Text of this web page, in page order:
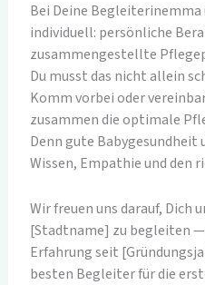
Bei Deine
individuell: persönliche
zusammengestellte
Du musst das nicht allein
Komm vorbei oder
zusammen die optimale
Denn gute
Wissen, Empathie und den
Wir freuen uns darauf, Dich
[Stadtname] zu begleiten
Erfahrung seit
besten Begleiter für die